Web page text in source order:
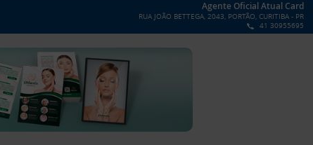
Agente Oficial Atual Card
RUA JOÃO BETTEGA, 2043, PORTÃO, CURITIBA - PR
41 30955695